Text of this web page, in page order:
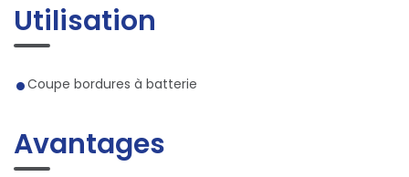
Utilisation
Coupe bordures à batterie
Avantages